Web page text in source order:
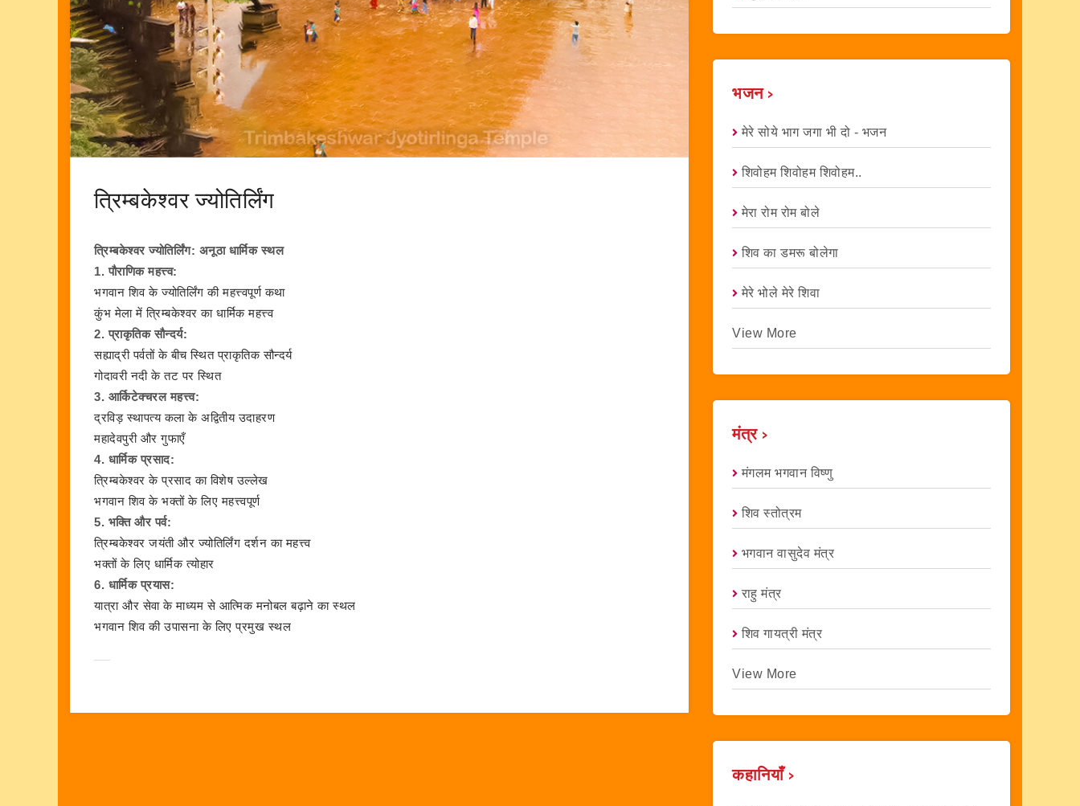
त्रिम्बकेश्वर ज्योतिर्लिंग
त्रिम्बकेश्वर ज्योतिर्लिंग: अनूठा धार्मिक स्थल
1. पौराणिक महत्त्व:
भगवान शिव के ज्योतिर्लिंग की महत्त्वपूर्ण कथा
कुंभ मेला में त्रिम्बकेश्वर का धार्मिक महत्त्व
2. प्राकृतिक सौन्दर्य:
सह्याद्री पर्वतों के बीच स्थित प्राकृतिक सौन्दर्य
गोदावरी नदी के तट पर स्थित
3. आर्किटेक्चरल महत्त्व:
द्रविड़ स्थापत्य कला के अद्वितीय उदाहरण
महादेवपुरी और गुफाएँ
4. धार्मिक प्रसाद:
त्रिम्बकेश्वर के प्रसाद का विशेष उल्लेख
भगवान शिव के भक्तों के लिए महत्त्वपूर्ण
5. भक्ति और पर्व:
त्रिम्बकेश्वर जयंती और ज्योतिर्लिंग दर्शन का महत्त्व
भक्तों के लिए धार्मिक त्योहार
6. धार्मिक प्रयास:
यात्रा और सेवा के माध्यम से आत्मिक मनोबल बढ़ाने का स्थल
भगवान शिव की उपासना के लिए प्रमुख स्थल
भजन ›
मेरे सोये भाग जगा भी दो - भजन
शिवोहम शिवोहम शिवोहम..
मेरा रोम रोम बोले
शिव का डमरू बोलेगा
मेरे भोले मेरे शिवा
View More
मंत्र ›
मंगलम भगवान विष्णु
शिव स्तोत्रम
भगवान वासुदेव मंत्र
राहु मंत्र
शिव गायत्री मंत्र
View More
कहानियाँ ›